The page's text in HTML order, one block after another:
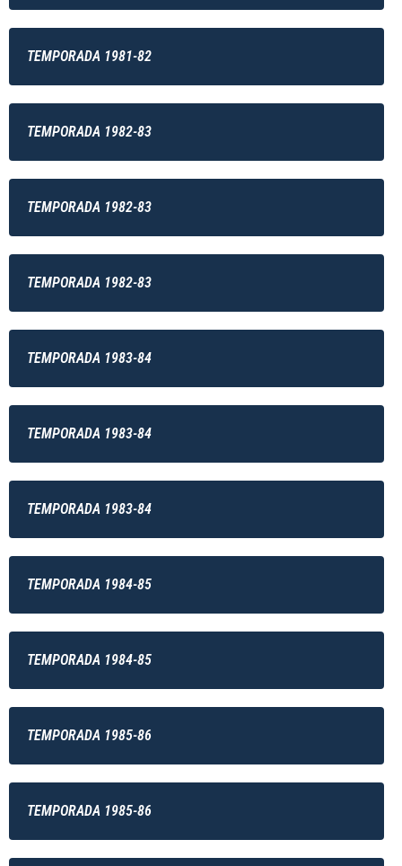
TEMPORADA 1981-82
TEMPORADA 1982-83
TEMPORADA 1982-83
TEMPORADA 1982-83
TEMPORADA 1983-84
TEMPORADA 1983-84
TEMPORADA 1983-84
TEMPORADA 1984-85
TEMPORADA 1984-85
TEMPORADA 1985-86
TEMPORADA 1985-86